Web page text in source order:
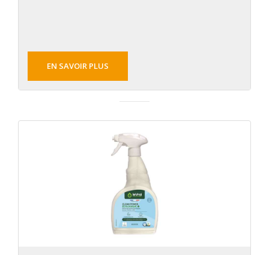
EN SAVOIR PLUS